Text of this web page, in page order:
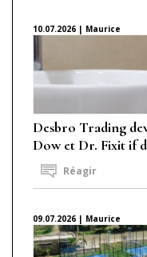
10.07.2026 | Maurice
Desbro Trading
Dow et Dr. Fixit if
Réagir
09.07.2026 | Maurice